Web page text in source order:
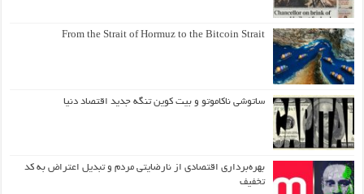
From the Strait of Hormuz to the Bitcoin Strait
ساتوشی ناکاموتو و بیت کوین تنگه جدید اقتصاد دنیا
بهره‌برداری اقتصادی از نارضایتی مردم و تبدیل اعتراض به کد
تخفیف